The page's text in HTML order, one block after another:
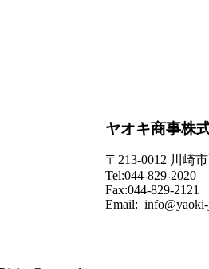
ヤオキ商事株
〒213-0012 川崎
Tel:044-829-2020
Fax:044-829-2121
Email: info@yaoki-